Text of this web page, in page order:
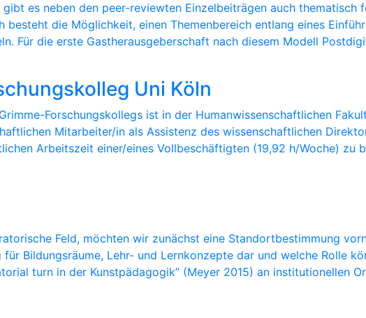
es neben den peer-reviewten Einzelbeiträgen auch thematisch
besteht die Möglichkeit, einen Themenbereich entlang eines
Für die erste Gastherausgeberschaft nach diesem Modell
Uni Köln
Forschungskollegs ist in der Humanwissenschaftlichen
Mitarbeiter/in als Assistenz des wissenschaftlichen
Arbeitszeit einer/eines Vollbeschäftigten (19,92 h/Woche) zu
Feld, möchten wir zunächst eine Standortbestimmung
Bildungsräume, Lehr- und Lernkonzepte dar und welche Rolle
turn in der Kunstpädagogik” (Meyer 2015) an institutionellen